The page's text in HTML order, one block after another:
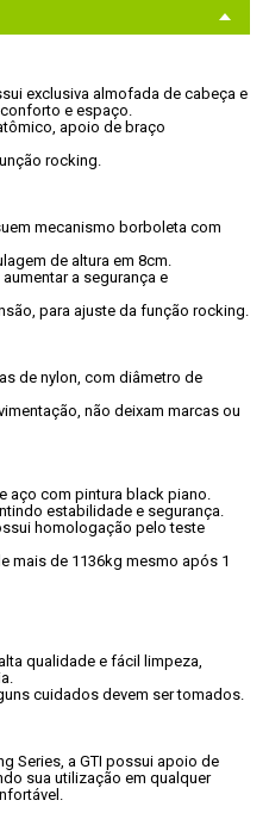
exclusiva almofada de cabeça e
e espaço.
apoio de braço
rocking.
mecanismo borboleta com
de altura em 8cm.
a segurança e
para ajuste da função rocking.
de nylon, com diâmetro de
não deixam marcas ou
aço com pintura black piano.
estabilidade e segurança.
homologação pelo teste
mais de 1136kg mesmo após 1
qualidade e fácil limpeza,
cuidados devem ser tomados.
Series, a GTI possui apoio de
sua utilização em qualquer